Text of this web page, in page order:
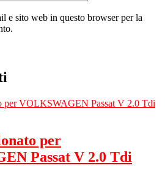
e sito web in questo browser per la
per
Passat V 2.0 Tdi